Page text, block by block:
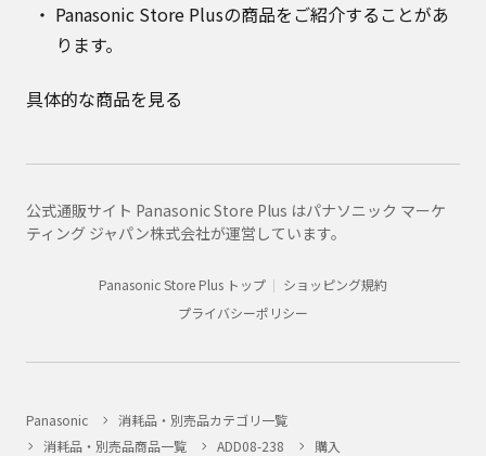
Panasonic Store Plusの商品をご紹介することがあ
ります。
具体的な商品を見る
公式通販サイト Panasonic Store Plus はパナソニック マーケ
ティング ジャパン株式会社が運営しています。
Panasonic Store Plus トップ
ショッピング規約
プライバシーポリシー
Panasonic
消耗品・別売品カテゴリ一覧
消耗品・別売品商品一覧
ADD08-238 購入